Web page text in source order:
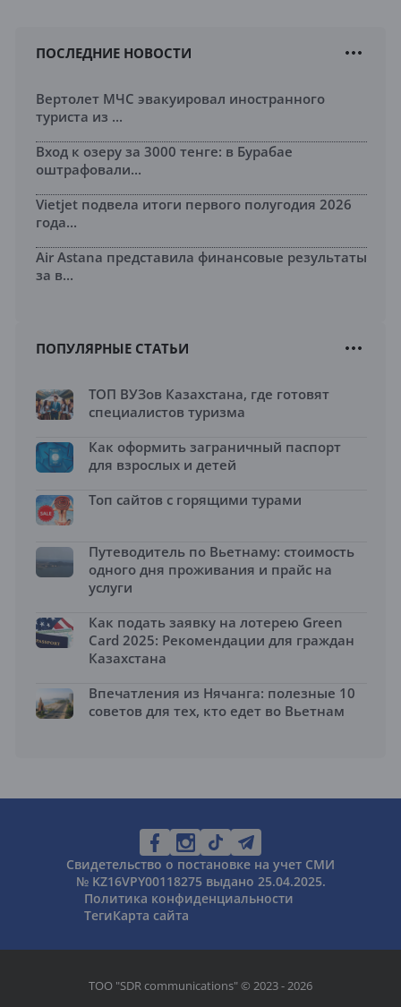
ПОСЛЕДНИЕ НОВОСТИ
Вертолет МЧС эвакуировал иностранного
туриста из ...
Вход к озеру за 3000 тенге: в Бурабае
оштрафовали...
Vietjet подвела итоги первого полугодия 2026
года...
Air Astana представила финансовые результаты
за в...
ПОПУЛЯРНЫЕ СТАТЬИ
ТОП ВУЗов Казахстана, где готовят
специалистов туризма
Как оформить заграничный паспорт
для взрослых и детей
Топ сайтов с горящими турами
Путеводитель по Вьетнаму: стоимость
одного дня проживания и прайс на
услуги
Как подать заявку на лотерею Green
Card 2025: Рекомендации для граждан
Казахстана
Впечатления из Нячанга: полезные 10
советов для тех, кто едет во Вьетнам
Свидетельство о постановке на учет СМИ
№ KZ16VPY00118275 выдано 25.04.2025.
Политика конфиденциальности
ТегиКарта сайта
ТОО "SDR communications" © 2023 - 2026